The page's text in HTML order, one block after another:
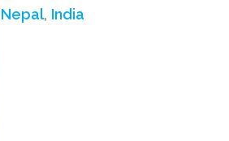
Istoria Indiei se întinde pe mai
imperii, invazii şi cuceriri.
contribuţii culturale.
Indienii respectă de
Nepal India